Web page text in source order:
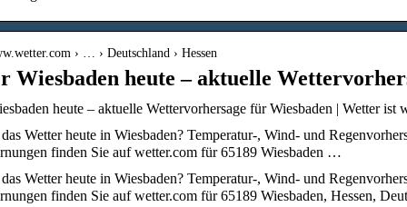
› … › Deutschland › Hessen
Wiesbaden heute – aktuelle
heute – aktuelle Wettervorhersage für Wiesbaden | Wetter ist
Wetter heute in Wiesbaden? Temperatur-, Wind- und
finden Sie auf wetter.com für 65189 Wiesbaden …
Wetter heute in Wiesbaden? Temperatur-, Wind- und
finden Sie auf wetter.com für 65189 Wiesbaden, Hessen,